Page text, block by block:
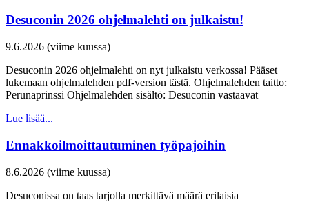
Desuconin 2026 ohjelmalehti on julkaistu!
9.6.2026 (viime kuussa)
Desuconin 2026 ohjelmalehti on nyt julkaistu verkossa! Pääset
lukemaan ohjelmalehden pdf-version tästä. Ohjelmalehden taitto:
Perunaprinssi Ohjelmalehden sisältö: Desuconin vastaavat
Lue lisää...
Ennakkoilmoittautuminen työpajoihin
8.6.2026 (viime kuussa)
Desuconissa on taas tarjolla merkittävä määrä erilaisia